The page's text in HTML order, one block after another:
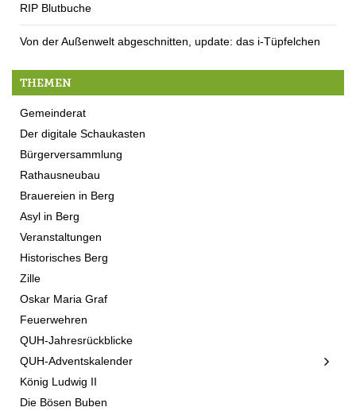
RIP Blutbuche
Von der Außenwelt abgeschnitten, update: das i-Tüpfelchen
THEMEN
Gemeinderat
Der digitale Schaukasten
Bürgerversammlung
Rathausneubau
Brauereien in Berg
Asyl in Berg
Veranstaltungen
Historisches Berg
Zille
Oskar Maria Graf
Feuerwehren
QUH-Jahresrückblicke
QUH-Adventskalender
König Ludwig II
Die Bösen Buben